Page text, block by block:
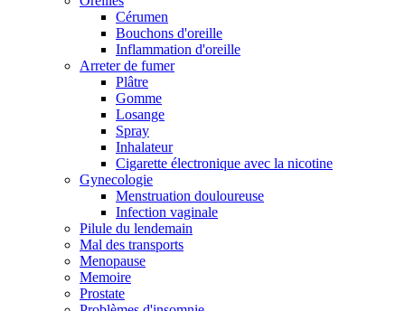
Cérumen
Bouchons d'oreille
Inflammation d'oreille
Arreter de fumer
Plâtre
Gomme
Losange
Spray
Inhalateur
Cigarette électronique avec la nicotine
Gynecologie
Menstruation douloureuse
Infection vaginale
Pilule du lendemain
Mal des transports
Menopause
Memoire
Prostate